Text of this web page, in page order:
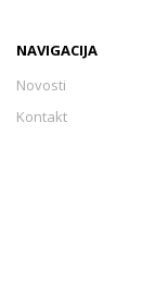
NAVIGACIJA
Novosti
Kontakt